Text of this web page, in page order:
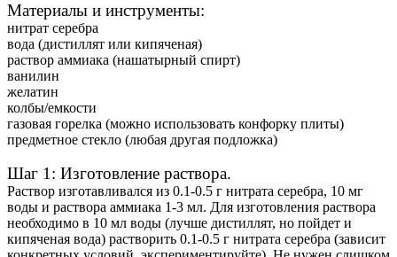
Материалы и инструменты:
нитрат серебра
вода (дистиллят или кипяченая)
раствор аммиака (нашатырный спирт)
ванилин
желатин
колбы/емкости
газовая горелка (можно использовать конфорку плиты)
предметное стекло (любая другая подложка)
Шаг 1: Изготовление раствора.
Раствор изготавливался из 0.1-0.5 г нитрата серебра, 10 мг
воды и раствора аммиака 1-3 мл. Для изготовления раствора
необходимо в 10 мл воды (лучше дистиллят, но пойдет и
кипяченая вода) растворить 0.1-0.5 г нитрата серебра (зависит